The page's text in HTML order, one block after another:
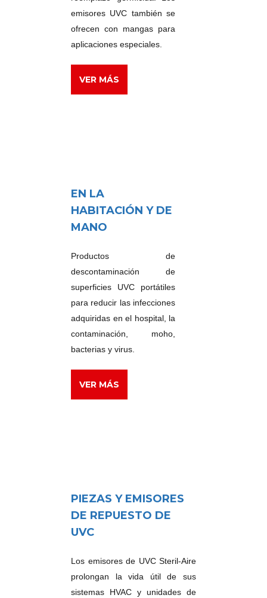
emisores UVC también se
ofrecen con mangas para
aplicaciones especiales.
VER MÁS
EN LA
HABITACIÓN Y DE
MANO
Productos de
descontaminación de
superficies UVC portátiles
para reducir las infecciones
adquiridas en el hospital, la
contaminación, moho,
bacterias y virus.
VER MÁS
PIEZAS Y EMISORES
DE REPUESTO DE
UVC
Los emisores de UVC Steril-Aire
prolongan la vida útil de sus
sistemas HVAC y unidades de